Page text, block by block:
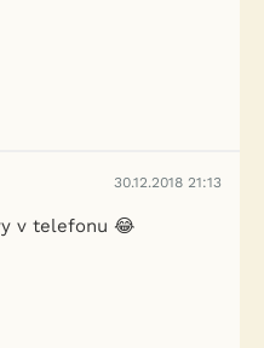
30.12.2018 21:13
v telefonu 😂